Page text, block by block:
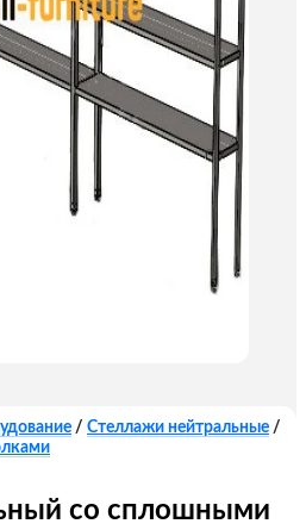
/ Стеллажи нейтральные /
со сплошными